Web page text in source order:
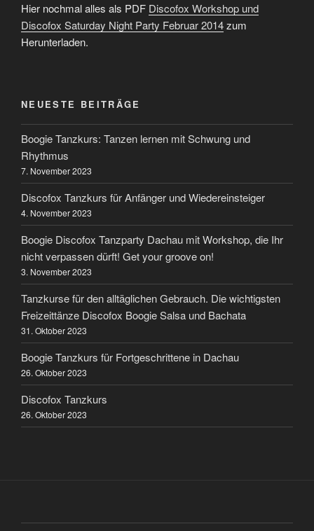
Hier nochmal alles als PDF Discofox Workshop und
Discofox Saturday Night Party Februar 2014zum
Herunterladen.
NEUESTE BEITRÄGE
Boogie Tanzkurs: Tanzen lernen mit Schwung und
Rhythmus
7. November 2023
Discofox Tanzkurs für Anfänger und Wiedereinsteiger
4. November 2023
Boogie Discofox Tanzparty Dachau mit Workshop, die Ihr
nicht verpassen dürft! Get your groove on!
3. November 2023
Tanzkurse für den alltäglichen Gebrauch. Die wichtigsten
Freizeittänze Discofox Boogie Salsa und Bachata
31. Oktober 2023
Boogie Tanzkurs für Fortgeschrittene in Dachau
26. Oktober 2023
Discofox Tanzkurs
26. Oktober 2023